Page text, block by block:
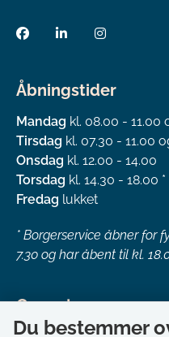
Åbningstider
Mandag kl. 08.00 - 11.00
Tirsdag kl. 07.30 - 11.00
Onsdag kl. 12.00 - 14.00
Torsdag kl. 14.30 - 18.00 *
Fredag lukket
* Borgerservice åbner for
7.30 og har åbent til kl.
Genveje
Du bestemmer